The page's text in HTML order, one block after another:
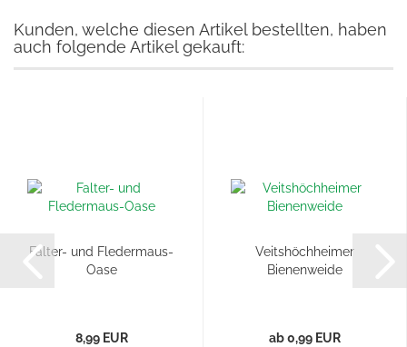
Kunden, welche diesen Artikel bestellten, haben
auch folgende Artikel gekauft:
Falter- und Fledermaus-
Oase
8,99 EUR
Veitshöchheimer
Bienenweide
ab 0,99 EUR